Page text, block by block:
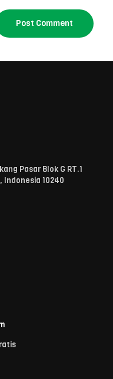
Pasar Blok G RT.1
Indonesia 10240